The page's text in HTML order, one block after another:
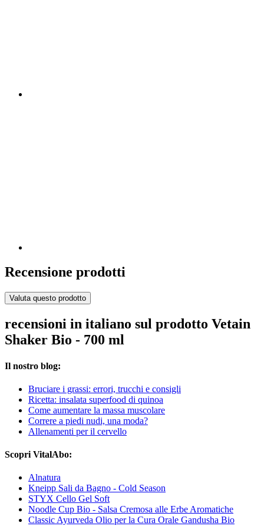
Recensione prodotti
Valuta questo prodotto
recensioni in italiano sul prodotto Vetain
Shaker Bio - 700 ml
Il nostro blog:
Bruciare i grassi: errori, trucchi e consigli
Ricetta: insalata superfood di quinoa
Come aumentare la massa muscolare
Correre a piedi nudi, una moda?
Allenamenti per il cervello
Scopri VitalAbo:
Alnatura
Kneipp Sali da Bagno - Cold Season
STYX Cello Gel Soft
Noodle Cup Bio - Salsa Cremosa alle Erbe Aromatiche
Classic Ayurveda Olio per la Cura Orale Gandusha Bio